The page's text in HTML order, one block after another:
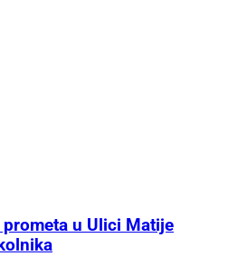
u Ulici Matije